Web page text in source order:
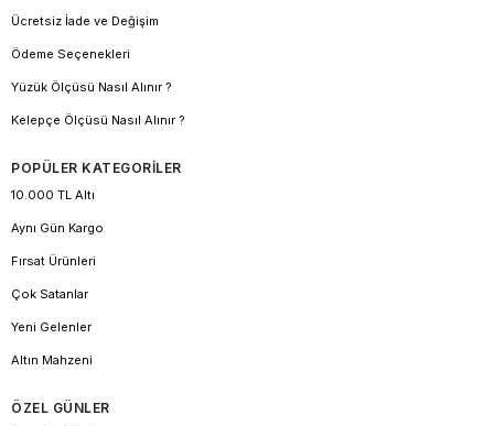
Ücretsiz İade ve Değişim
Ödeme Seçenekleri
Yüzük Ölçüsü Nasıl Alınır ?
Kelepçe Ölçüsü Nasıl Alınır ?
POPÜLER KATEGORİLER
10.000 TL Altı
Aynı Gün Kargo
Fırsat Ürünleri
Çok Satanlar
Yeni Gelenler
Altın Mahzeni
ÖZEL GÜNLER